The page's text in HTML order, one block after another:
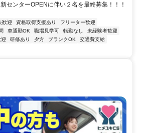
センターOPENに伴い２名を最終募集！！！
歓迎 資格取得支援あり
フリーター歓迎
車通勤OK 職場見学可 転勤なし
未経験者歓迎
研修あり 夕方 ブランクOK
交通費支給